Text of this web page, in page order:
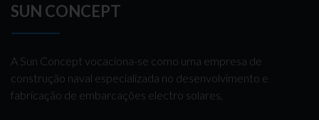
SUN CONCEPT
A Sun Concept vocaciona-se como uma empresa de
construção naval especializada no desenvolvimento e
fabricação de embarcações electro solares,